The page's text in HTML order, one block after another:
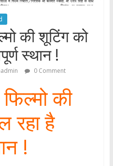
की शूटिंग को
स्थान !
0 Comment
की
रहा है
!